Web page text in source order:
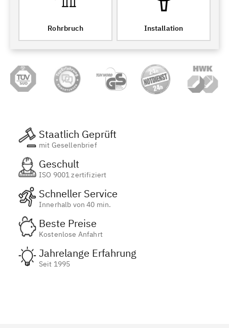
Rohrbruch Installation
Staatlich Geprüft
mit Gesellenbrief
Geschult
ISO 9001 zertifiziert
Schneller Service
Innerhalb von 40 min.
Beste Preise
Kostenlose Anfahrt
Jahrelange Erfahrung
Seit 1995